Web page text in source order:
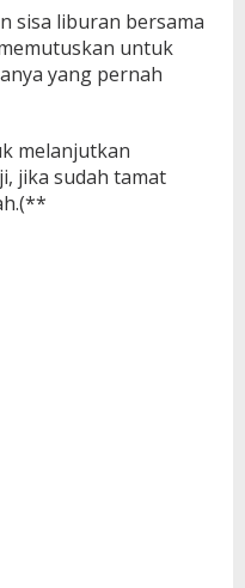
sisa liburan bersama
untuk
yang pernah
melanjutkan
jika sudah tamat